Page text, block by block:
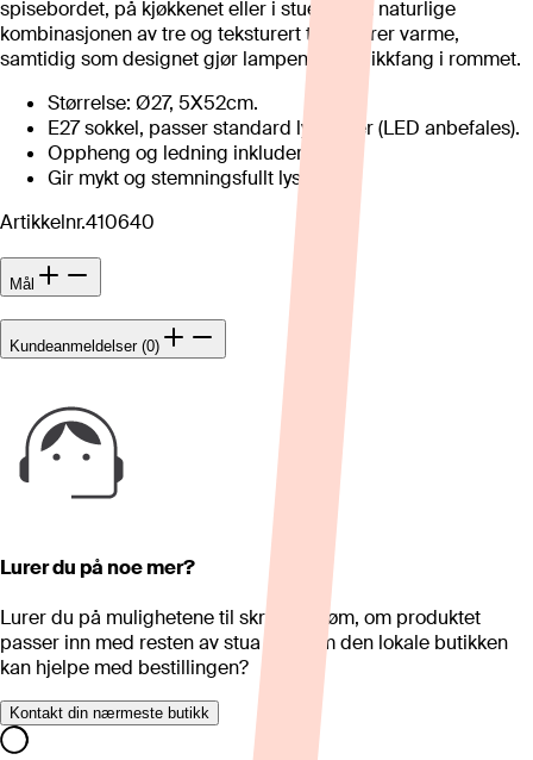
spisebordet, på kjøkkenet eller i stuen. Den naturlige
kombinasjonen av tre og teksturert tau tilfører varme,
samtidig som designet gjør lampen til et blikkfang i rommet.
Størrelse: Ø27, 5X52cm.
E27 sokkel, passer standard lyspærer (LED anbefales).
Oppheng og ledning inkludert.
Gir mykt og stemningsfullt lys.
Artikkelnr.410640
Mål
Kundeanmeldelser (0)
Lurer du på noe mer?
Lurer du på mulighetene til skreddersøm, om produktet
passer inn med resten av stua eller om den lokale butikken
kan hjelpe med bestillingen?
Kontakt din nærmeste butikk